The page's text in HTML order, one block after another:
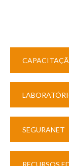
SEGURANET
RECURSOS